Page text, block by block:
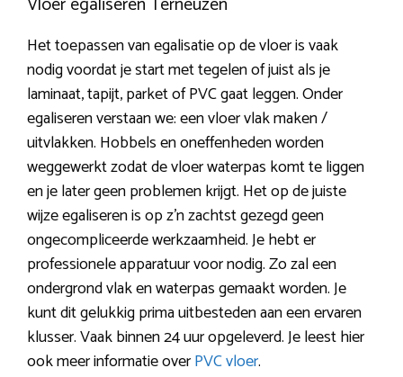
Het toepassen van egalisatie op de vloer is vaak
nodig voordat je start met tegelen of juist als je
laminaat, tapijt, parket of PVC gaat leggen. Onder
egaliseren verstaan we: een vloer vlak maken /
uitvlakken. Hobbels en oneffenheden worden
weggewerkt zodat de vloer waterpas komt te liggen
en je later geen problemen krijgt. Het op de juiste
wijze egaliseren is op z’n zachtst gezegd geen
ongecompliceerde werkzaamheid. Je hebt er
professionele apparatuur voor nodig. Zo zal een
ondergrond vlak en waterpas gemaakt worden. Je
kunt dit gelukkig prima uitbesteden aan een ervaren
klusser. Vaak binnen 24 uur opgeleverd. Je leest hier
ook meer informatie overPVC vloer.